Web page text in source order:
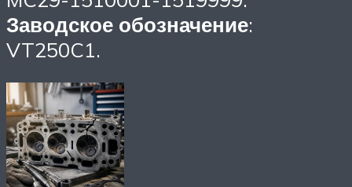
Заводское обозначение:
VT250C1.